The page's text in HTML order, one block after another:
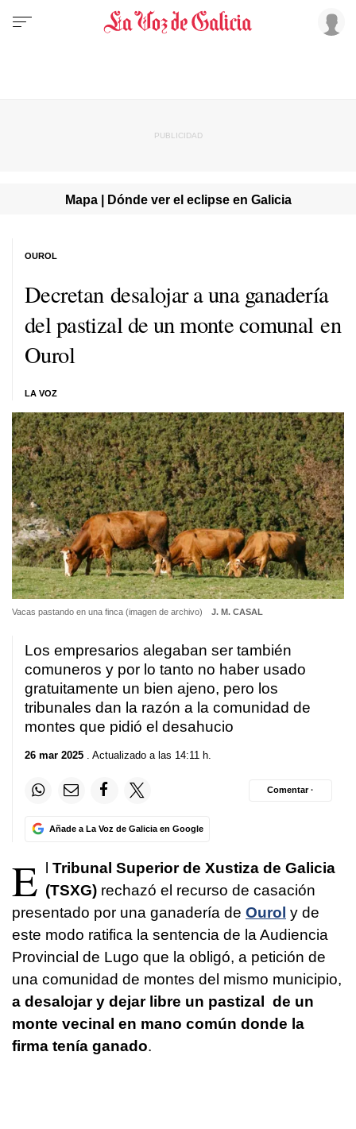
Mapa | Dónde ver el eclipse en Galicia
Decretan desalojar a una ganadería
del pastizal de un monte comunal en
Ourol
LA VOZ
OUROL
Vacas pastando en una finca (imagen de archivo) J. M. CASAL
Los empresarios alegaban ser también
comuneros y por lo tanto no haber usado
gratuitamente un bien ajeno, pero los
tribunales dan la razón a la comunidad de
montes que pidió el desahucio
26 mar 2025 . Actualizado a las 14:11 h.
Añade a La Voz de Galicia en Google
Comentar ·
E l Tribunal Superior de Xustiza de Galicia
(TSXG) rechazó el recurso de casación
presentado por una ganadería de Ourol y de
este modo ratifica la sentencia de la Audiencia
Provincial de Lugo que la obligó, a petición de
una comunidad de montes del mismo municipio,
a desalojar y dejar libre un pastizal de un
monte vecinal en mano común donde la
firma tenía ganado.